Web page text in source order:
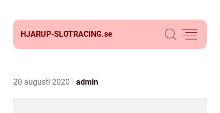
HJARUP-SLOTRACING.se
20 augusti 2020 admin